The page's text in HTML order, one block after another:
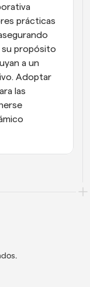
prácticas
su propósito
a un
Adoptar
las